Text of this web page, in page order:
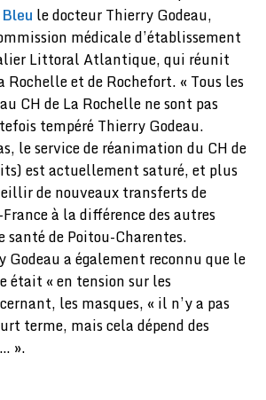
le docteur Thierry Godeau,
médicale d’établissement
Littoral Atlantique, qui réunit
Rochelle et de Rochefort. « Tous les
CH de La Rochelle ne sont pas
tempéré Thierry Godeau.
le service de réanimation du CH de
est actuellement saturé, et plus
de nouveaux transferts de
à la différence des autres
santé de Poitou-Charentes.
Godeau a également reconnu que le
était « en tension sur les
les masques, « il n’y a pas
terme, mais cela dépend des
».